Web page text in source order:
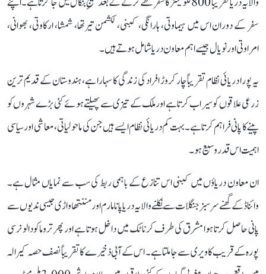
سفر کے دوران اس میں ہیماوتی، ہارانگی، کبنی، لکشمن تیرتھا، شمشا، ارکاوتی، بھوانی،
امراوتی اور نویال جیسے اہم معاون دریا شامل ہوتے ہیں۔
یہ پورا دریائی نظام تقریباً چار کروڑ افراد کی زندگی کا سہارا ہے، ہندوستان کے قدیم ترین
زرعی علاقوں کو سیراب کرتا ہے اور ملک کے تیزی سے پھیلتے ہوئے کئی بڑے شہروں کو
پینے کا پانی فراہم کرتا ہے۔ بہت کم دریائی نظام ایسے ہیں جن کی ماحولیاتی، معاشی اور سیاسی
اہمیت اس قدر وسیع ہو۔
ان معاون دریاؤں میں کبنی اس تنازع کے باہمی ربط کی سب سے نمایاں مثال ہے۔
وائناڈ کے گھنے سرسبز جنگلات سے نکلنے والا یہ دریا پانامارم اور مننتھاواڑی جیسی ندیوں سے
پانی حاصل کرتا ہوا مشرق کی طرف کرناٹک میں داخل ہوتا ہے اور پھر تروماکودالو نرسی
پورہ کے قریب کاویری سے جا ملتا ہے۔ اس کے آبی ذخیرے کا تقریباً نصف حصہ کیرالہ